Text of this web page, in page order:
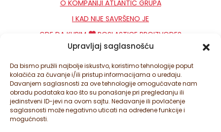
Upravljaj saglasnošću
Da bismo pružili najbolje iskustvo, koristimo tehnologije poput
kolačića za čuvanje i/ili pristup informacijama o uređaju.
Davanjem saglasnosti za ove tehnologije omogućavate nam
obradu podataka kao što su ponašanje pri pregledanju ili
jedinstveni ID-jevi na ovom sajtu. Nedavanje ili povlačenje
saglasnosti može negativno uticati na određene funkcije i
mogućnosti.
O KOMPANIJI ATLANTIC GRUPA
I KAD NIJE SAVRŠENO JE
GDE DA KUPIM
POSLASTICE PROIZVODE?
KONTAKT
NEWSLETTER
PODEŠAVANJA KOLAČIĆA